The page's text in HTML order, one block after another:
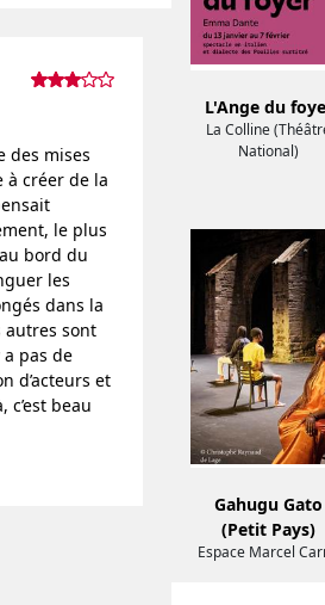
des mises
à créer de la
le plus
bord du
les
dans la
autres sont
pas de
d’acteurs et
beau
L'Ange du
La Colline
National)
Gahugu Gato
(Petit Pays)
Espace Marcel